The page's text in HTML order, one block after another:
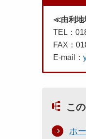
≪由利地
TEL：
FAX：
E-mail：
こ
ホ